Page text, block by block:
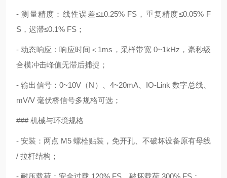
- 测量精度：线性误差≤±0.25% FS，重复精度≤0.05% F
S，迟滞≤0.1% FS；
- 动态响应：响应时间＜1ms，采样带宽 0~1kHz，毫秒级
合模冲击峰值无滞后捕捉；
- 输出信号：0~10V（N）、4~20mA、IO-Link 数字总线、
mV/V 毫伏桥信号多规格可选；
### 机械与环境规格
- 安装：两点 M5 螺栓贴装，免开孔、不破坏设备原有母线
/ 拉杆结构；
- 耐压载荷：安全过载 120% FS，破坏载荷 300% FS；